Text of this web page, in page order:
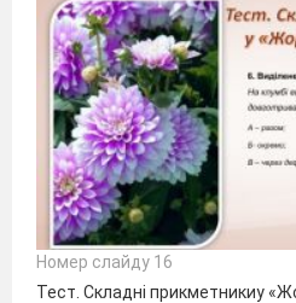
Номер слайду 16
Тест. Складні прикметникиу